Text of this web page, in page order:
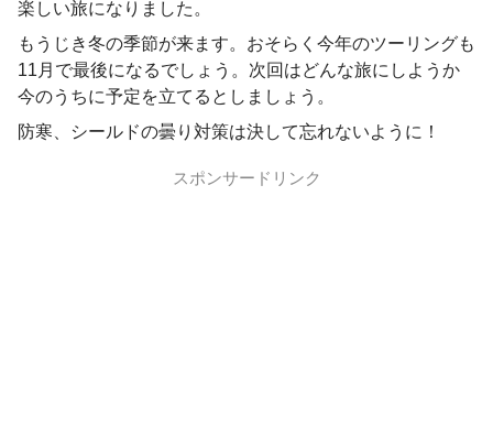
楽しい旅になりました。
もうじき冬の季節が来ます。おそらく今年のツーリングも
11月で最後になるでしょう。次回はどんな旅にしようか
今のうちに予定を立てるとしましょう。
防寒、シールドの曇り対策は決して忘れないように！
スポンサードリンク